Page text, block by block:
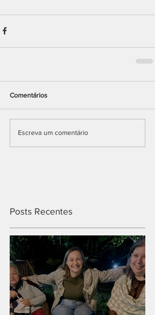
Comentários
Escreva um comentário
Posts Recentes